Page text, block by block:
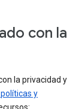
con la
la privacidad y
y